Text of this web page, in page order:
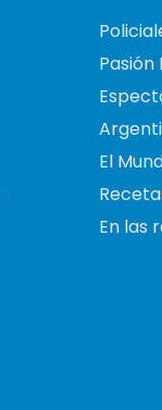
El
En las